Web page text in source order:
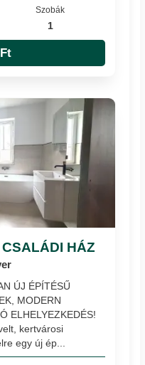
Szobák
1
HÁZ
ÚJ ÉPÍTÉSŰ
MODERN
ELHELYEZKEDÉS!
kertvárosi
egy új ép...